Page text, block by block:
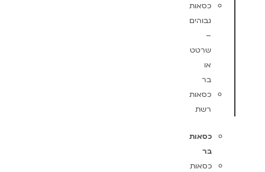
כסאות
גבוהים
–
שרטט
או
בר
כסאות
רשת
כסאות
בר
כסאות